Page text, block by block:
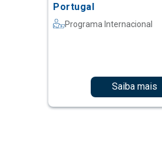
Portugal
Programa Internacional
Saiba mais